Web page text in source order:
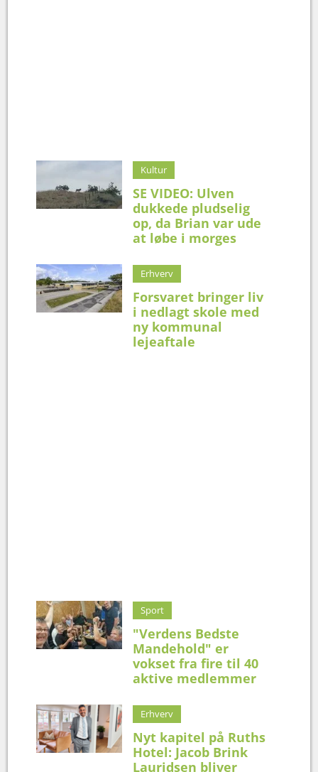
Kultur
SE VIDEO: Ulven
dukkede pludselig
op, da Brian var ude
at løbe i morges
Erhverv
Forsvaret bringer liv
i nedlagt skole med
ny kommunal
lejeaftale
Sport
"Verdens Bedste
Mandehold" er
vokset fra fire til 40
aktive medlemmer
Erhverv
Nyt kapitel på Ruths
Hotel: Jacob Brink
Lauridsen bliver